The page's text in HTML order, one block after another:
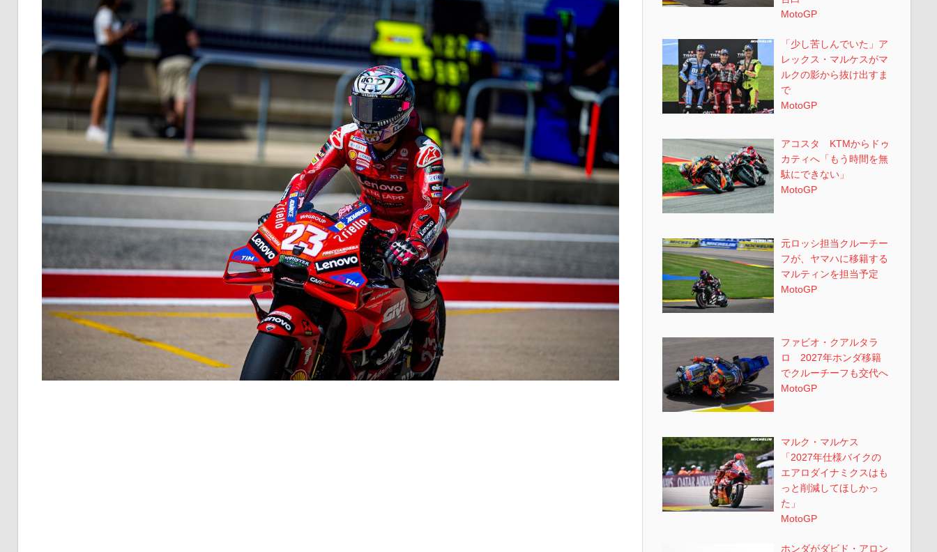
ー
ス
MotoGP
「少し苦しんでいた」ア
レックス・マルケスがマ
ルクの影から抜け出すま
で
MotoGP
アコスタ KTMからドゥ
カティへ「もう時間を無
駄にできない」
MotoGP
元ロッシ担当クルーチー
フが、ヤマハに移籍する
マルティンを担当予定
MotoGP
ファビオ・クアルタラ
ロ 2027年ホンダ移籍
でクルーチーフも交代へ
MotoGP
マルク・マルケス
「2027年仕様バイクの
エアロダイナミクスはも
っと削減してほしかっ
た」
MotoGP
ホンダがダビド・アロン